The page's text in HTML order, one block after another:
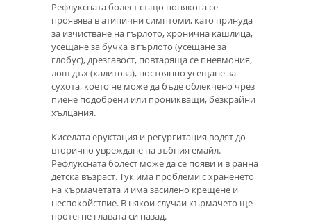
Рефлуксната болест също понякога се
проявява в атипични симптоми, като принуда
за изчистване на гърлото, хронична кашлица,
усещане за бучка в гърлото (усещане за
глобус), дрезгавост, повтаряща се пневмония,
лош дъх (халитоза), постоянно усещане за
сухота, което не може да бъде облекчено чрез
пиене подобрени или проникващи, безкрайни
хълцания.
Киселата еруктация и регургитация водят до
вторично увреждане на зъбния емайл.
Рефлуксната болест може да се появи и в ранна
детска възраст. Тук има проблеми с храненето
на кърмачетата и има засилено крещене и
неспокойствие. В някои случаи кърмачето ще
протегне главата си назад.